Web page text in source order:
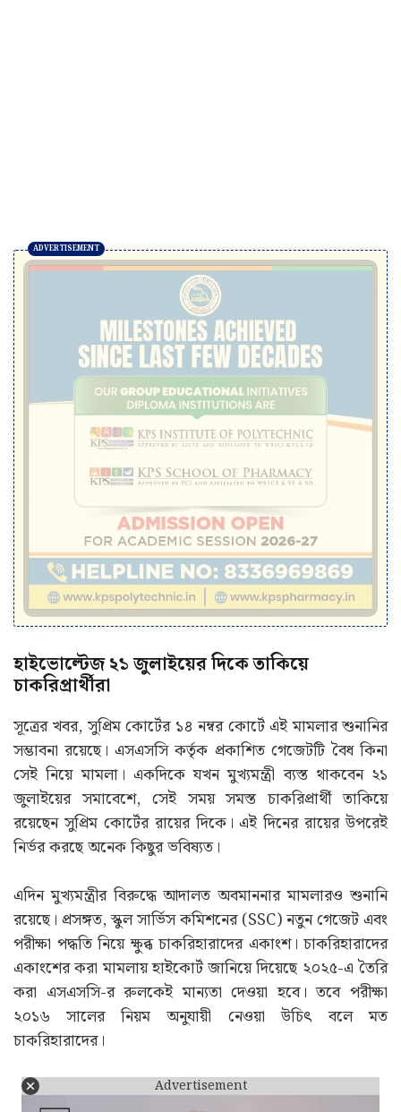
হাইভোল্টেজ ২১ জুলাইয়ের দিকে তাকিয়ে
চাকরিপ্রার্থীরা
সূত্রের খবর, সুপ্রিম কোর্টের ১৪ নম্বর কোর্টে এই মামলার শুনানির
সম্ভাবনা রয়েছে। এসএসসি কর্তৃক প্রকাশিত গেজেটটি বৈধ কিনা
সেই নিয়ে মামলা। একদিকে যখন মুখ্যমন্ত্রী ব্যস্ত থাকবেন ২১
জুলাইয়ের সমাবেশে, সেই সময় সমস্ত চাকরিপ্রার্থী তাকিয়ে
রয়েছেন সুপ্রিম কোর্টের রায়ের দিকে। এই দিনের রায়ের উপরেই
নির্ভর করছে অনেক কিছুর ভবিষ্যত।
এদিন মুখ্যমন্ত্রীর বিরুদ্ধে আদালত অবমাননার মামলারও শুনানি
রয়েছে। প্রসঙ্গত, স্কুল সার্ভিস কমিশনের (SSC) নতুন গেজেট এবং
পরীক্ষা পদ্ধতি নিয়ে ক্ষুব্ধ চাকরিহারাদের একাংশ। চাকরিহারাদের
একাংশের করা মামলায় হাইকোর্ট জানিয়ে দিয়েছে ২০২৫-এ তৈরি
করা এসএসসি-র রুলকেই মান্যতা দেওয়া হবে। তবে পরীক্ষা
২০১৬ সালের নিয়ম অনুযায়ী নেওয়া উচিৎ বলে মত
চাকরিহারাদের।
Advertisement